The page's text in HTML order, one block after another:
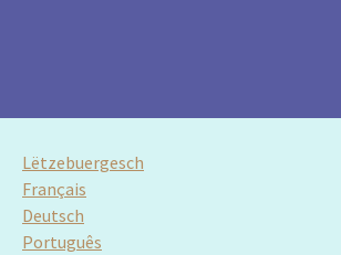
Lëtzebuergesch
Français
Deutsch
Português